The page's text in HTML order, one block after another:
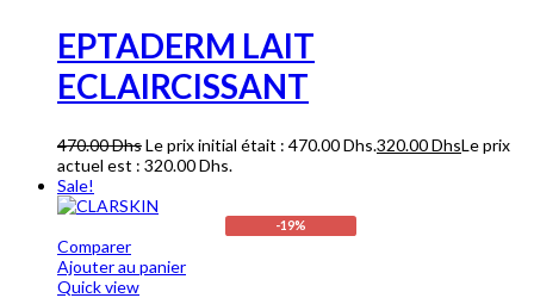
EPTADERM LAIT
ECLAIRCISSANT
470.00DhsLe prix initial était : 470.00 Dhs.320.00DhsLe prix
actuel est : 320.00 Dhs.
Sale!
-19%
Comparer
Ajouter au panier
Quick view